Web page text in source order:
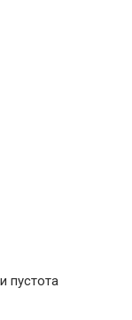
пустота